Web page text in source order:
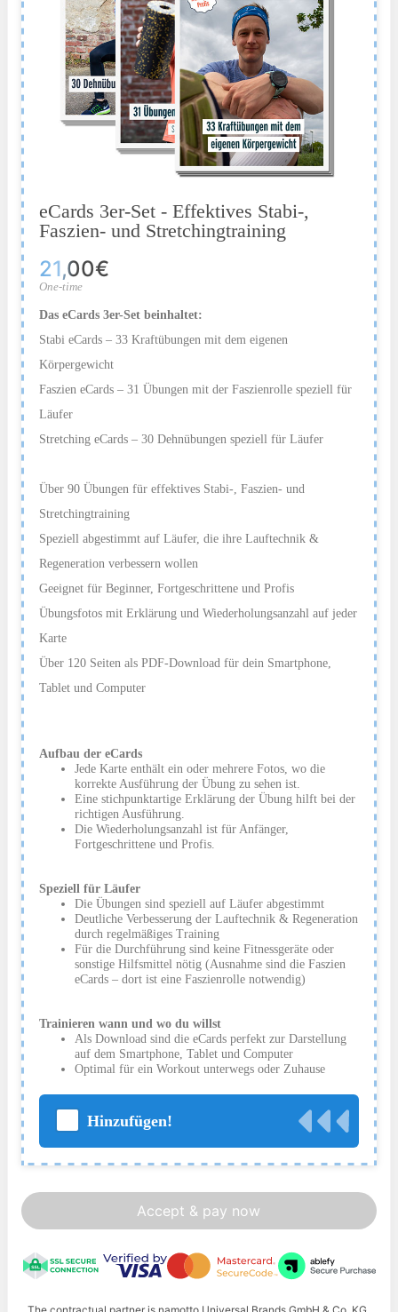
eCards 3er-Set - Effektives Stabi-,
Faszien- und Stretchingtraining
21,00€
One-time
Das eCards 3er-Set beinhaltet:
Stabi eCards – 33 Kraftübungen mit dem eigenen
Körpergewicht
Faszien eCards – 31 Übungen mit der Faszienrolle speziell für
Läufer
Stretching eCards – 30 Dehnübungen speziell für Läufer
Über 90 Übungen für effektives Stabi-, Faszien- und
Stretchingtraining
Speziell abgestimmt auf Läufer, die ihre Lauftechnik &
Regeneration verbessern wollen
Geeignet für Beginner, Fortgeschrittene und Profis
Übungsfotos mit Erklärung und Wiederholungsanzahl auf jeder
Karte
Über 120 Seiten als PDF-Download für dein Smartphone,
Tablet und Computer
Aufbau der eCards
Jede Karte enthält ein oder mehrere Fotos, wo die
korrekte Ausführung der Übung zu sehen ist.
Eine stichpunktartige Erklärung der Übung hilft bei der
richtigen Ausführung.
Die Wiederholungsanzahl ist für Anfänger,
Fortgeschrittene und Profis.
Speziell für Läufer
Die Übungen sind speziell auf Läufer abgestimmt
Deutliche Verbesserung der Lauftechnik & Regeneration
durch regelmäßiges Training
Für die Durchführung sind keine Fitnessgeräte oder
sonstige Hilfsmittel nötig (Ausnahme sind die Faszien
eCards – dort ist eine Faszienrolle notwendig)
Trainieren wann und wo du willst
Als Download sind die eCards perfekt zur Darstellung
auf dem Smartphone, Tablet und Computer
Optimal für ein Workout unterwegs oder Zuhause
Hinzufügen!
Accept & pay now